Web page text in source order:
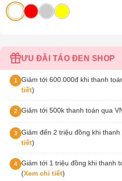
ƯU ĐÃI TÁO ĐEN SHOP
1 Giảm tới 600.000đ khi thanh
tiết)
2 Giảm tới 500k thanh toán qua
3 Giảm đến 2 triệu đồng khi
tiết)
4
Giảm tới 1 triệu đồng khi thanh
(Xem chi tiết)